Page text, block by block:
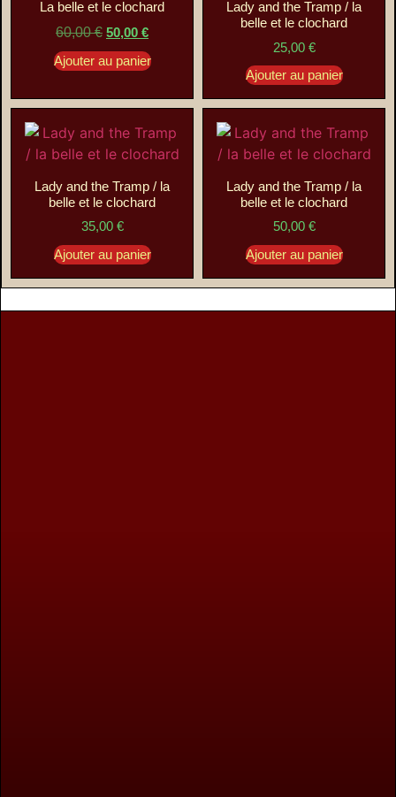
La belle et le clochard
60,00€ 50,00 €
Ajouter au panier
Lady and the Tramp / la
belle et le clochard
25,00 €
Ajouter au panier
Lady and the Tramp / la
belle et le clochard
35,00 €
Ajouter au panier
Lady and the Tramp / la
belle et le clochard
50,00 €
Ajouter au panier